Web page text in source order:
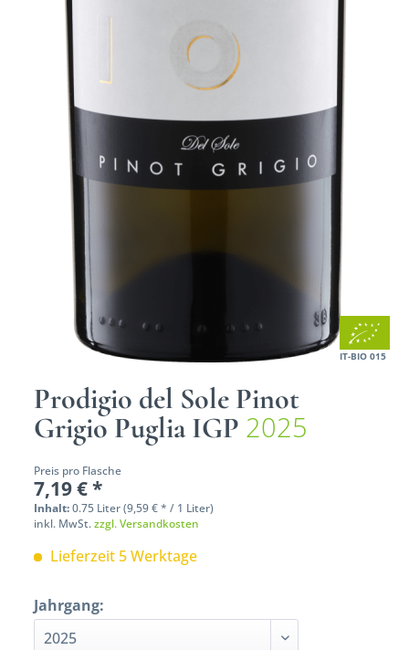
IT-BIO 015
Prodigio del Sole Pinot
Grigio Puglia IGP 2025
Preis pro Flasche
7,19 € *
Inhalt:0.75 Liter (9,59 € * / 1 Liter)
inkl. MwSt.zzgl. Versandkosten
Lieferzeit 5 Werktage
Jahrgang: